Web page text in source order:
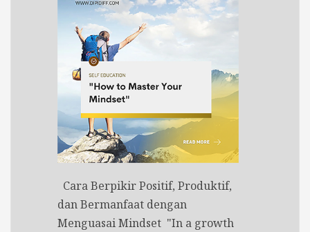
Cara Berpikir Positif, Produktif,
dan Bermanfaat dengan
Menguasai Mindset "In a growth